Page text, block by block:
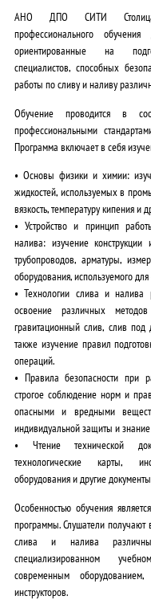
АНО ДПО СИТИ Столица
профессионального
ориентированные на
специалистов, способных
работы по сливу и наливу
Обучение проводится в
профессиональными
Программа включает в себя
•Основы физики и химии:
жидкостей, используемых в
вязкость, температуру кипения и
•Устройство и принцип
налива: изучение
трубопроводов, арматуры,
оборудования, используемого
•Технологии слива и налива
освоение различных
гравитационный слив, слив
также изучение правил
операций.
• Правила безопасности при
строгое соблюдение норм и
опасными и вредными
индивидуальной защиты и
• Чтение технической
технологические карты,
оборудования и другие
Особенностью обучения
программы. Слушатели получают
слива и налива
специализированном
современным
инструкторов.